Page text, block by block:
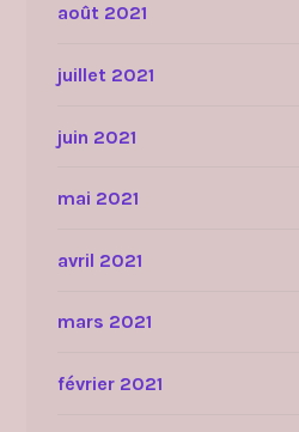
août 2021
juillet 2021
juin 2021
mai 2021
avril 2021
mars 2021
février 2021